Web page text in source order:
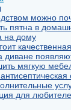
можно
пятна в
на дому
диване
мягкую
для